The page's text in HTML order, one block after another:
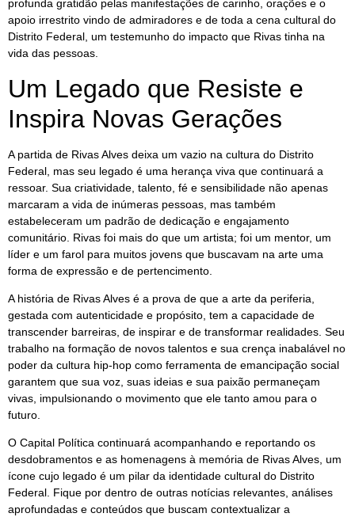
profunda gratidão pelas manifestações de carinho, orações e o
apoio irrestrito vindo de admiradores e de toda a cena cultural do
Distrito Federal, um testemunho do impacto que Rivas tinha na
vida das pessoas.
Um Legado que Resiste e
Inspira Novas Gerações
A partida de Rivas Alves deixa um vazio na cultura do Distrito
Federal, mas seu legado é uma herança viva que continuará a
ressoar. Sua criatividade, talento, fé e sensibilidade não apenas
marcaram a vida de inúmeras pessoas, mas também
estabeleceram um padrão de dedicação e engajamento
comunitário. Rivas foi mais do que um artista; foi um mentor, um
líder e um farol para muitos jovens que buscavam na arte uma
forma de expressão e de pertencimento.
A história de Rivas Alves é a prova de que a arte da periferia,
gestada com autenticidade e propósito, tem a capacidade de
transcender barreiras, de inspirar e de transformar realidades. Seu
trabalho na formação de novos talentos e sua crença inabalável no
poder da cultura hip-hop como ferramenta de emancipação social
garantem que sua voz, suas ideias e sua paixão permaneçam
vivas, impulsionando o movimento que ele tanto amou para o
futuro.
O Capital Política continuará acompanhando e reportando os
desdobramentos e as homenagens à memória de Rivas Alves, um
ícone cujo legado é um pilar da identidade cultural do Distrito
Federal. Fique por dentro de outras notícias relevantes, análises
aprofundadas e conteúdos que buscam contextualizar a